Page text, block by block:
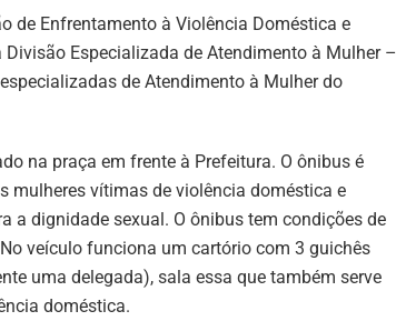
de Enfrentamento à Violência Doméstica e
Especializada de Atendimento à Mulher –
de Atendimento à Mulher do
na praça em frente à Prefeitura. O ônibus é
mulheres vítimas de violência doméstica e
a dignidade sexual. O ônibus tem condições de
veículo funciona um cartório com 3 guichês
uma delegada), sala essa que também serve
doméstica.